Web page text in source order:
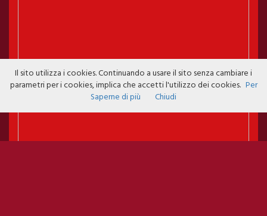
Il sito utilizza i cookies. Continuando a usare il sito senza cambiare i
parametri per i cookies, implica che accetti l'utilizzo dei cookies. Per
Saperne di più
Chiudi